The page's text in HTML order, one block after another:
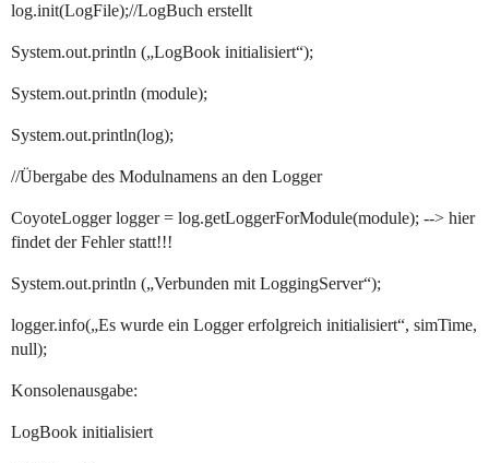
log.init(LogFile);//LogBuch erstellt
System.out.println („LogBook initialisiert“);
System.out.println (module);
System.out.println(log);
//Übergabe des Modulnamens an den Logger
CoyoteLogger logger = log.getLoggerForModule(module); --> hier
findet der Fehler statt!!!
System.out.println („Verbunden mit LoggingServer“);
logger.info(„Es wurde ein Logger erfolgreich initialisiert“, simTime,
null);
Konsolenausgabe:
LogBook initialisiert